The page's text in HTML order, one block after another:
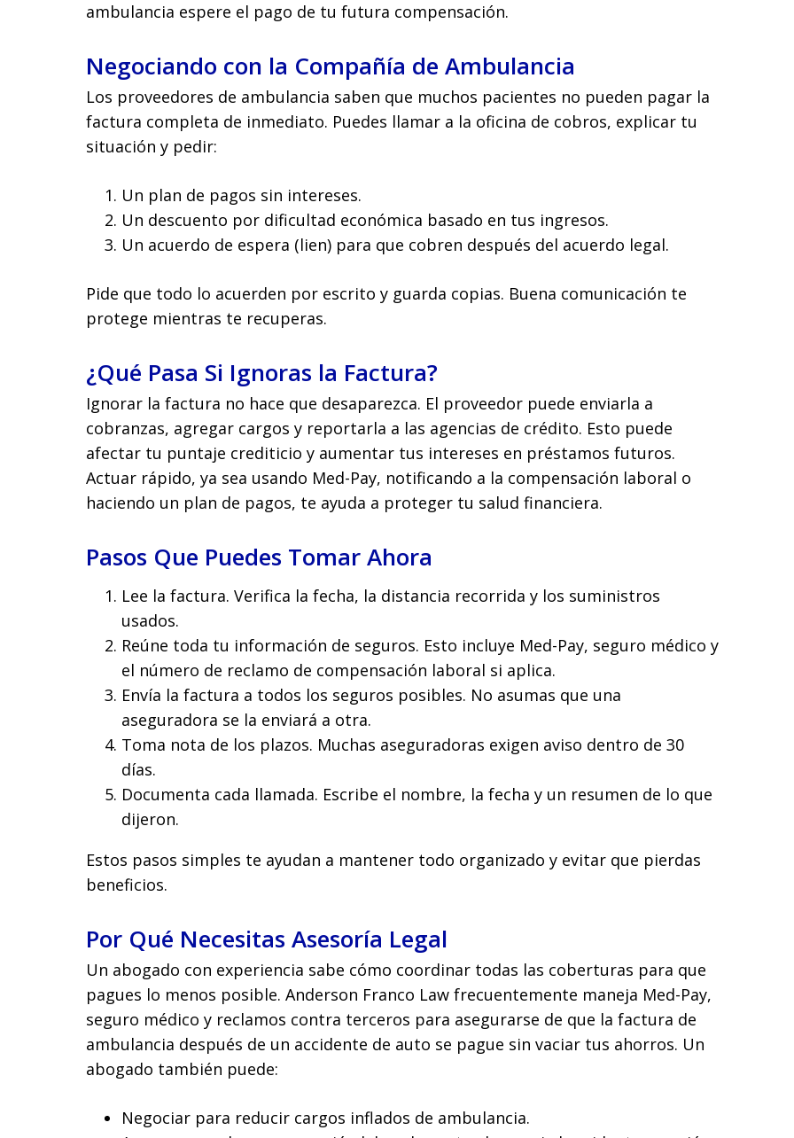
ambulancia espere el pago de tu futura compensación.
Negociando con la Compañía de Ambulancia
Los proveedores de ambulancia saben que muchos pacientes no pueden pagar la
factura completa de inmediato. Puedes llamar a la oficina de cobros, explicar tu
situación y pedir:
Un plan de pagos sin intereses.
Un descuento por dificultad económica basado en tus ingresos.
Un acuerdo de espera (lien) para que cobren después del acuerdo legal.
Pide que todo lo acuerden por escrito y guarda copias. Buena comunicación te
protege mientras te recuperas.
¿Qué Pasa Si Ignoras la Factura?
Ignorar la factura no hace que desaparezca. El proveedor puede enviarla a
cobranzas, agregar cargos y reportarla a las agencias de crédito. Esto puede
afectar tu puntaje crediticio y aumentar tus intereses en préstamos futuros.
Actuar rápido, ya sea usando Med-Pay, notificando a la compensación laboral o
haciendo un plan de pagos, te ayuda a proteger tu salud financiera.
Pasos Que Puedes Tomar Ahora
Lee la factura. Verifica la fecha, la distancia recorrida y los suministros
usados.
Reúne toda tu información de seguros. Esto incluye Med-Pay, seguro médico y
el número de reclamo de compensación laboral si aplica.
Envía la factura a todos los seguros posibles. No asumas que una
aseguradora se la enviará a otra.
Toma nota de los plazos. Muchas aseguradoras exigen aviso dentro de 30
días.
Documenta cada llamada. Escribe el nombre, la fecha y un resumen de lo que
dijeron.
Estos pasos simples te ayudan a mantener todo organizado y evitar que pierdas
beneficios.
Por Qué Necesitas Asesoría Legal
Un abogado con experiencia sabe cómo coordinar todas las coberturas para que
pagues lo menos posible. Anderson Franco Law frecuentemente maneja Med-Pay,
seguro médico y reclamos contra terceros para asegurarse de que la factura de
ambulancia después de un accidente de auto se pague sin vaciar tus ahorros. Un
abogado también puede:
Negociar para reducir cargos inflados de ambulancia.